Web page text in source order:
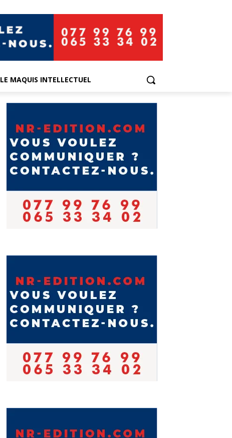
LE MAQUIS INTELLECTUEL